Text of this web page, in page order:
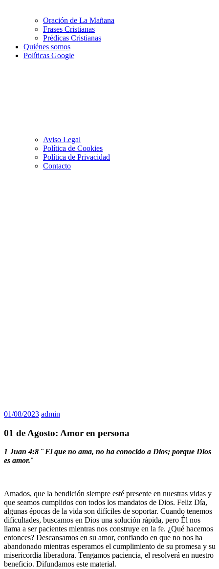
Oración de La Mañana
Frases Cristianas
Prédicas Cristianas
Quiénes somos
Políticas Google
Aviso Legal
Política de Cookies
Política de Privacidad
Contacto
01/08/2023 admin
01 de Agosto: Amor en persona
1 Juan 4:8 ¨ El que no ama, no ha conocido a Dios; porque Dios
es amor.¨
Amados, que la bendición siempre esté presente en nuestras vidas y
que seamos cumplidos con todos los mandatos de Dios. Feliz Día,
algunas épocas de la vida son difíciles de soportar. Cuando tenemos
dificultades, buscamos en Dios una solución rápida, pero Él nos
llama a ser pacientes mientras nos construye en la fe. ¿Qué hacemos
entonces? Descansamos en su amor, confiando en que no nos ha
abandonado mientras esperamos el cumplimiento de su promesa y su
misericordia liberadora. Tengamos paciencia, el resolverá en nuestro
beneficio. Difundamos este material.